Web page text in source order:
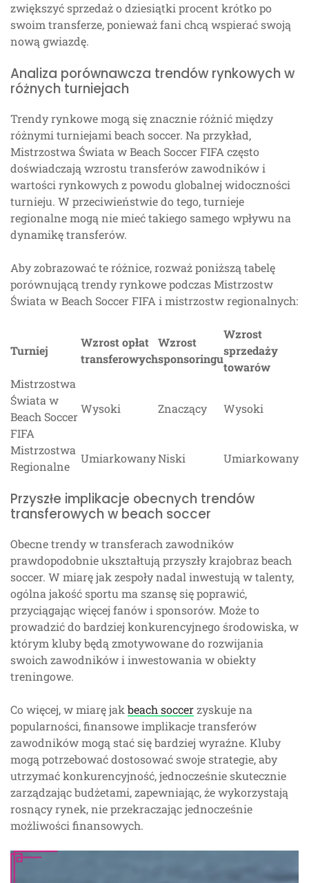
zwiększyć sprzedaż o dziesiątki procent krótko po
swoim transferze, ponieważ fani chcą wspierać swoją
nową gwiazdę.
Analiza porównawcza trendów rynkowych w
różnych turniejach
Trendy rynkowe mogą się znacznie różnić między
różnymi turniejami beach soccer. Na przykład,
Mistrzostwa Świata w Beach Soccer FIFA często
doświadczają wzrostu transferów zawodników i
wartości rynkowych z powodu globalnej widoczności
turnieju. W przeciwieństwie do tego, turnieje
regionalne mogą nie mieć takiego samego wpływu na
dynamikę transferów.
Aby zobrazować te różnice, rozważ poniższą tabelę
porównującą trendy rynkowe podczas Mistrzostw
Świata w Beach Soccer FIFA i mistrzostw regionalnych:
Turniej
Wzrost opłat
transferowych
Wzrost
sponsoringu
Wzrost
sprzedaży
towarów
Mistrzostwa
Świata w
Beach Soccer
FIFA
Wysoki Znaczący Wysoki
Mistrzostwa
Regionalne
UmiarkowanyNiski Umiarkowany
Przyszłe implikacje obecnych trendów
transferowych w beach soccer
Obecne trendy w transferach zawodników
prawdopodobnie ukształtują przyszły krajobraz beach
soccer. W miarę jak zespoły nadal inwestują w talenty,
ogólna jakość sportu ma szansę się poprawić,
przyciągając więcej fanów i sponsorów. Może to
prowadzić do bardziej konkurencyjnego środowiska, w
którym kluby będą zmotywowane do rozwijania
swoich zawodników i inwestowania w obiekty
treningowe.
Co więcej, w miarę jakbeach soccerzyskuje na
popularności, finansowe implikacje transferów
zawodników mogą stać się bardziej wyraźne. Kluby
mogą potrzebować dostosować swoje strategie, aby
utrzymać konkurencyjność, jednocześnie skutecznie
zarządzając budżetami, zapewniając, że wykorzystają
rosnący rynek, nie przekraczając jednocześnie
możliwości finansowych.